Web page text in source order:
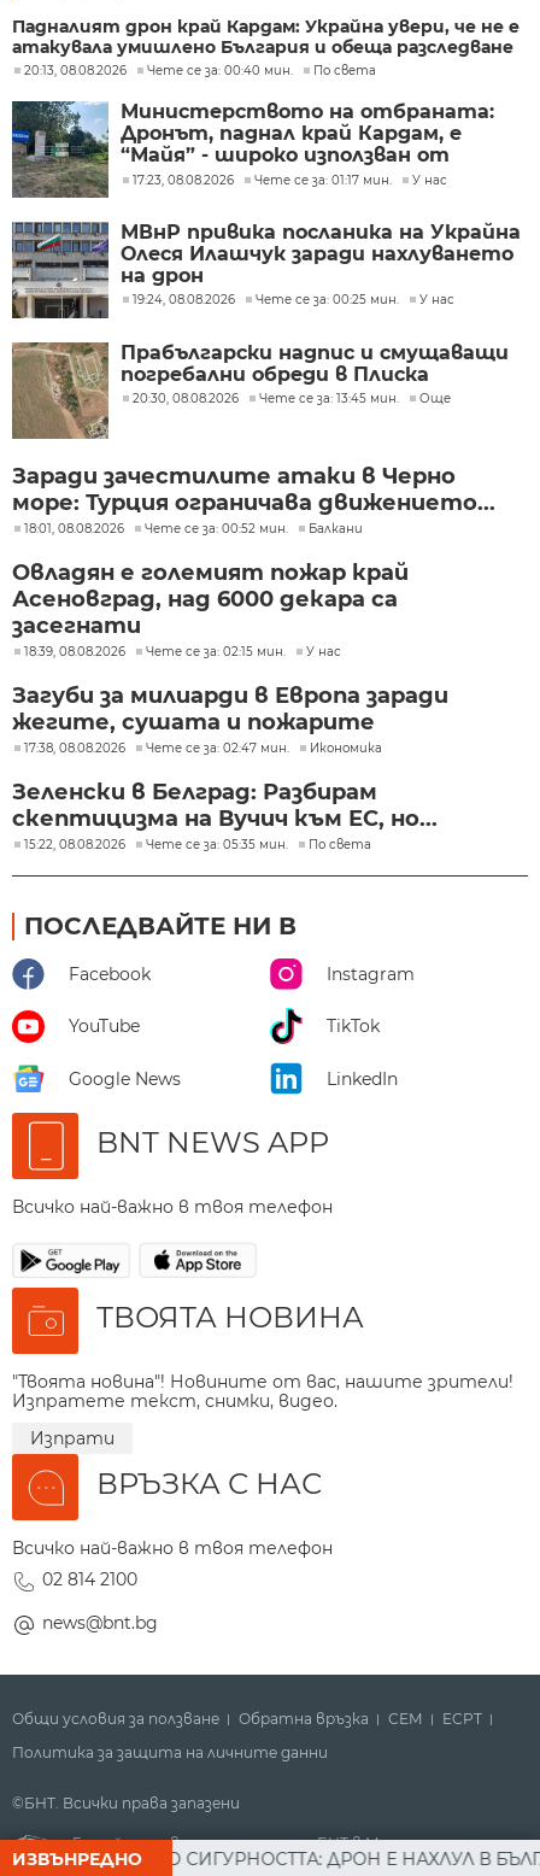
Падналият дрон край Кардам: Украйна увери, че не е
атакувала умишлено България и обеща разследване
20:13, 08.08.2026 Чете се за: 00:40 мин. По света
Министерството на отбраната:
Дронът, паднал край Кардам, е
“Майя” - широко използван от
украинската армия
17:23, 08.08.2026 Чете се за: 01:17 мин. У нас
МВнР привика посланика на Украйна
Олеся Илашчук заради нахлуването
на дрон
19:24, 08.08.2026 Чете се за: 00:25 мин. У нас
Прабългарски надпис и смущаващи
погребални обреди в Плиска
20:30, 08.08.2026 Чете се за: 13:45 мин. Още
Заради зачестилите атаки в Черно
море: Турция ограничава движението...
18:01, 08.08.2026 Чете се за: 00:52 мин. Балкани
Овладян е големият пожар край
Асеновград, над 6000 декара са
засегнати
18:39, 08.08.2026 Чете се за: 02:15 мин. У нас
Загуби за милиарди в Европа заради
жегите, сушата и пожарите
17:38, 08.08.2026 Чете се за: 02:47 мин. Икономика
Зеленски в Белград: Разбирам
скептицизма на Вучич към ЕС, но...
15:22, 08.08.2026 Чете се за: 05:35 мин. По света
ПОСЛЕДВАЙТЕ НИ В
Facebook Instagram
YouTube TikTok
Google News LinkedIn
BNT NEWS APP
Всичко най-важно в твоя телефон
ТВОЯТА НОВИНА
"Твоята новина"! Новините от вас, нашите зрители!
Изпратете текст, снимки, видео.
Изпрати
ВРЪЗКА С НАС
Всичко най-важно в твоя телефон
02 814 2100
news@bnt.bg
ИЗВЪНРЕДНО
СЪВЕТА ПО СИГУРНОСТТА: ДРОН Е НАХЛУЛ В
Общи условия за ползване Обратна връзка СЕМ
ECPT
Политика за защита на личните данни
©БНТ. Всички права запазени
Гледайте новините за деня на БНТ в Метрото